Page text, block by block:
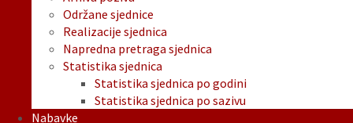
Održane sjednice
Realizacije sjednica
Napredna pretraga sjednica
Statistika sjednica
Statistika sjednica po godini
Statistika sjednica po sazivu
Nabavke